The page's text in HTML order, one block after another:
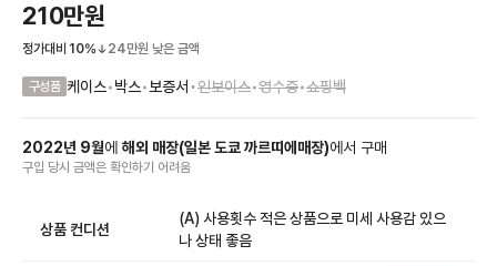
210만원
정가대비 10% 24만원 낮은 금액
구성품 케이스•박스• 보증서 •인보이스•영수증•쇼핑백
2022년 9월에 해외 매장(일본 도쿄 까르띠에매장)에서 구매
구입 당시 금액은 확인하기 어려움
상품 컨디션
(A) 사용횟수 적은 상품으로 미세 사용감 있으
나 상태 좋음